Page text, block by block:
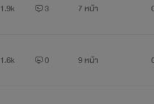
1.9k 3 7 หน้า
1.6k 0 9 หน้า